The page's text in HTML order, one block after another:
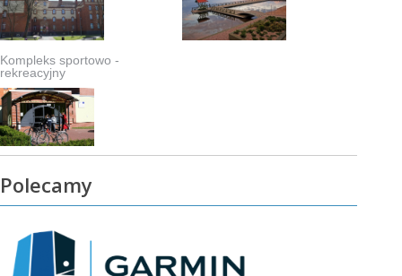
Kompleks sportowo -
rekreacyjny
Polecamy